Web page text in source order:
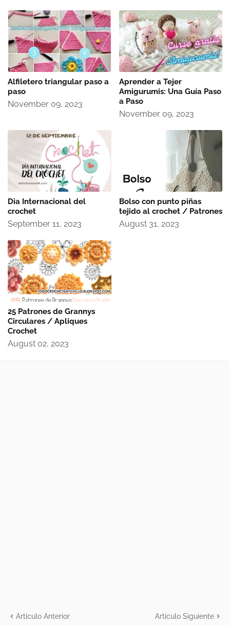
Alfiletero triangular paso a
paso
November 09, 2023
Aprender a Tejer
Amigurumis: Una Guía Paso
a Paso
November 09, 2023
Dia Internacional del
crochet
September 11, 2023
Bolso con punto piñas
tejido al crochet / Patrones
August 31, 2023
25 Patrones de Grannys
Circulares / Apliques
Crochet
August 02, 2023
Artículo Anterior Artículo Siguiente